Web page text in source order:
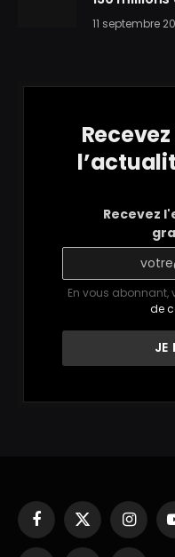
11 septembre
Recevez
En vous abonnant,
de
Facebook
X
(Twitter)